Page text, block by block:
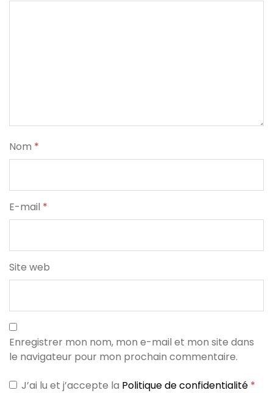
Nom *
E-mail *
Site web
Enregistrer mon nom, mon e-mail et mon site dans
le navigateur pour mon prochain commentaire.
J’ai lu et j’accepte la Politique de confidentialité *